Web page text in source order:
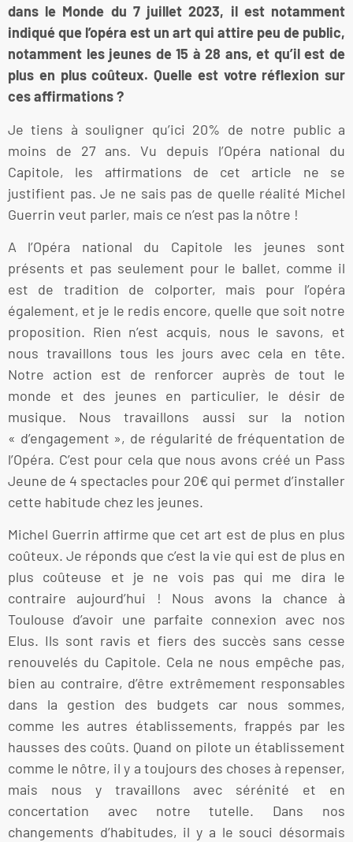
dans le Monde du 7 juillet 2023, il est notamment
indiqué que l’opéra est un art qui attire peu de public,
notamment les jeunes de 15 à 28 ans, et qu’il est de
plus en plus coûteux. Quelle est votre réflexion sur
ces affirmations ?
Je tiens à souligner qu’ici 20% de notre public a
moins de 27 ans. Vu depuis l’Opéra national du
Capitole, les affirmations de cet article ne se
justifient pas. Je ne sais pas de quelle réalité Michel
Guerrin veut parler, mais ce n’est pas la nôtre !
A l’Opéra national du Capitole les jeunes sont
présents et pas seulement pour le ballet, comme il
est de tradition de colporter, mais pour l’opéra
également, et je le redis encore, quelle que soit notre
proposition. Rien n’est acquis, nous le savons, et
nous travaillons tous les jours avec cela en tête.
Notre action est de renforcer auprès de tout le
monde et des jeunes en particulier, le désir de
musique. Nous travaillons aussi sur la notion
« d’engagement », de régularité de fréquentation de
l’Opéra. C’est pour cela que nous avons créé un Pass
Jeune de 4 spectacles pour 20€ qui permet d’installer
cette habitude chez les jeunes.
Michel Guerrin affirme que cet art est de plus en plus
coûteux. Je réponds que c’est la vie qui est de plus en
plus coûteuse et je ne vois pas qui me dira le
contraire aujourd’hui ! Nous avons la chance à
Toulouse d’avoir une parfaite connexion avec nos
Elus. Ils sont ravis et fiers des succès sans cesse
renouvelés du Capitole. Cela ne nous empêche pas,
bien au contraire, d’être extrêmement responsables
dans la gestion des budgets car nous sommes,
comme les autres établissements, frappés par les
hausses des coûts. Quand on pilote un établissement
comme le nôtre, il y a toujours des choses à repenser,
mais nous y travaillons avec sérénité et en
concertation avec notre tutelle. Dans nos
changements d’habitudes, il y a le souci désormais